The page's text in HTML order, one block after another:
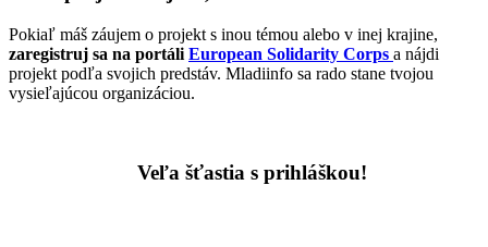
Pokiaľ máš záujem o projekt s inou témou alebo v inej krajine,
zaregistruj sa na portáli European Solidarity Corps a nájdi
projekt podľa svojich predstáv. Mladiinfo sa rado stane tvojou
vysieľajúcou organizáciou.
Veľa šťastia s prihláškou!